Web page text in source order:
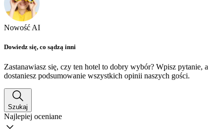
Nowość AI
Dowiedz się, co sądzą inni
Zastanawiasz się, czy ten hotel to dobry wybór? Wpisz pytanie, a
dostaniesz podsumowanie wszystkich opinii naszych gości.
Szukaj
Najlepiej oceniane